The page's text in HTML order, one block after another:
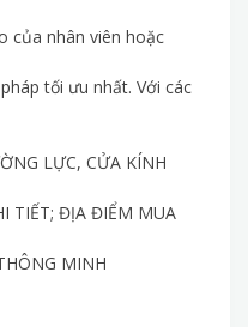
của nhân viên hoặc
tối ưu nhất. Với các
LỰC, CỬA KÍNH
TIẾT; ĐỊA ĐIỂM MUA
MINH